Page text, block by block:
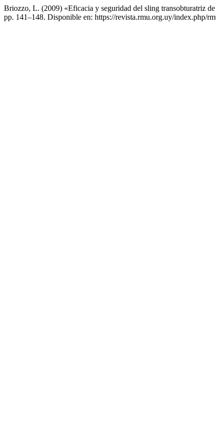
Briozzo, L. (2009) «Eficacia y seguridad del sling transobturatriz
pp. 141–148. Disponible en: https://revista.rmu.org.uy/index.php/